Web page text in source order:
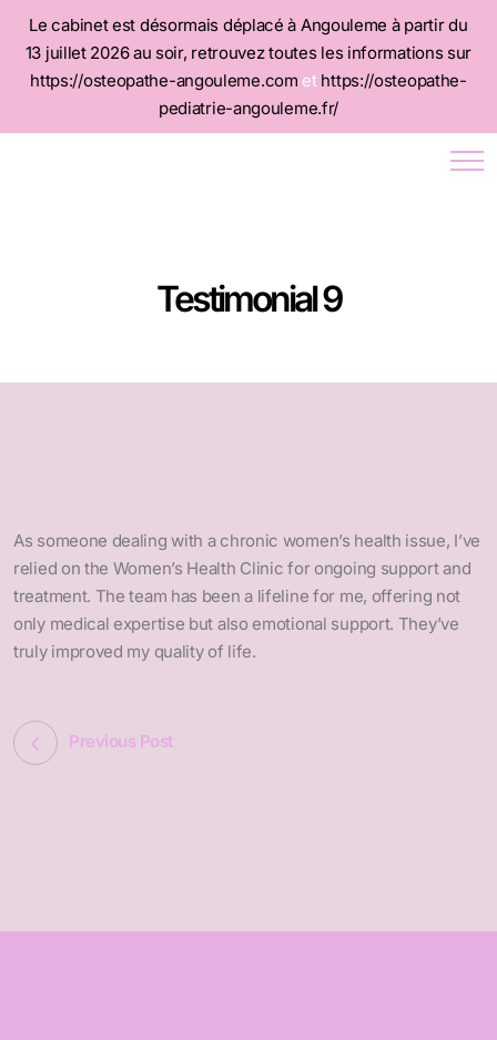
Le cabinet est désormais déplacé à Angouleme à partir du
13 juillet 2026 au soir, retrouvez toutes les informations sur
https://osteopathe-angouleme.com et https://osteopathe-
pediatrie-angouleme.fr/
Testimonial 9
As someone dealing with a chronic women’s health issue, I’ve
relied on the Women’s Health Clinic for ongoing support and
treatment. The team has been a lifeline for me, offering not
only medical expertise but also emotional support. They’ve
truly improved my quality of life.
Previous Post